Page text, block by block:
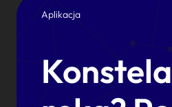
Aplikacja